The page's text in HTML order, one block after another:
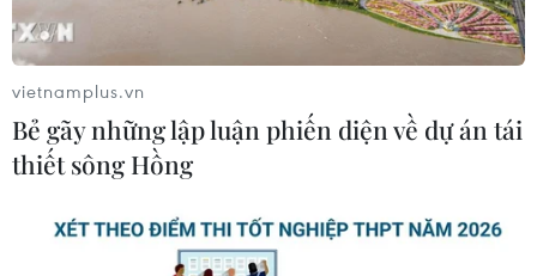
vietnamplus.vn
Bẻ gãy những lập luận phiến diện về dự án tái
thiết sông Hồng